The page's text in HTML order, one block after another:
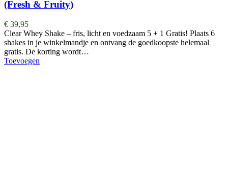
(Fresh & Fruity)
€ 39,95
Clear Whey Shake – fris, licht en voedzaam 5 + 1 Gratis! Plaats 6
shakes in je winkelmandje en ontvang de goedkoopste helemaal
gratis. De korting wordt…
Toevoegen